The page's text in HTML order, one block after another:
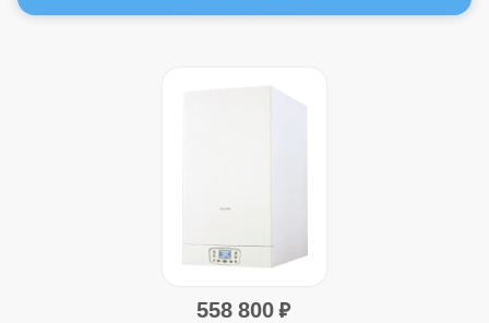
558 800